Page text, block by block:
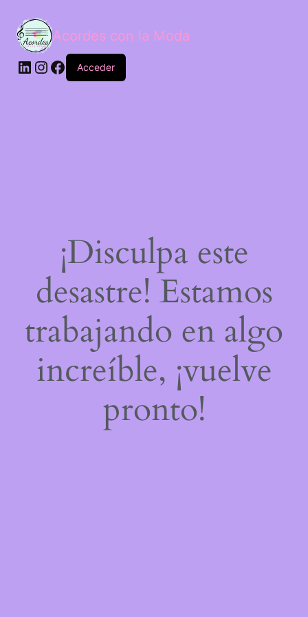
Acordes con la Moda
Acceder
¡Disculpa este
desastre! Estamos
trabajando en algo
increíble, ¡vuelve
pronto!